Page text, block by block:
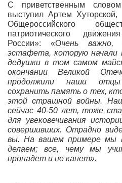
С приветственным
выступил Артем Хуторской,
Общероссийского
патриотического
России»: «Очень важно,
эстафета, которую начали
дедушки в том самом
окончании Великой
продолжили наши
сохранить память о тех,
этой страшной войны.
сейчас 40-50 лет, тоже
для увековечивания
совершивших. Отрадно
вы. На вашем примере мы
делаем; все, чему мы
пропадет и не канет».